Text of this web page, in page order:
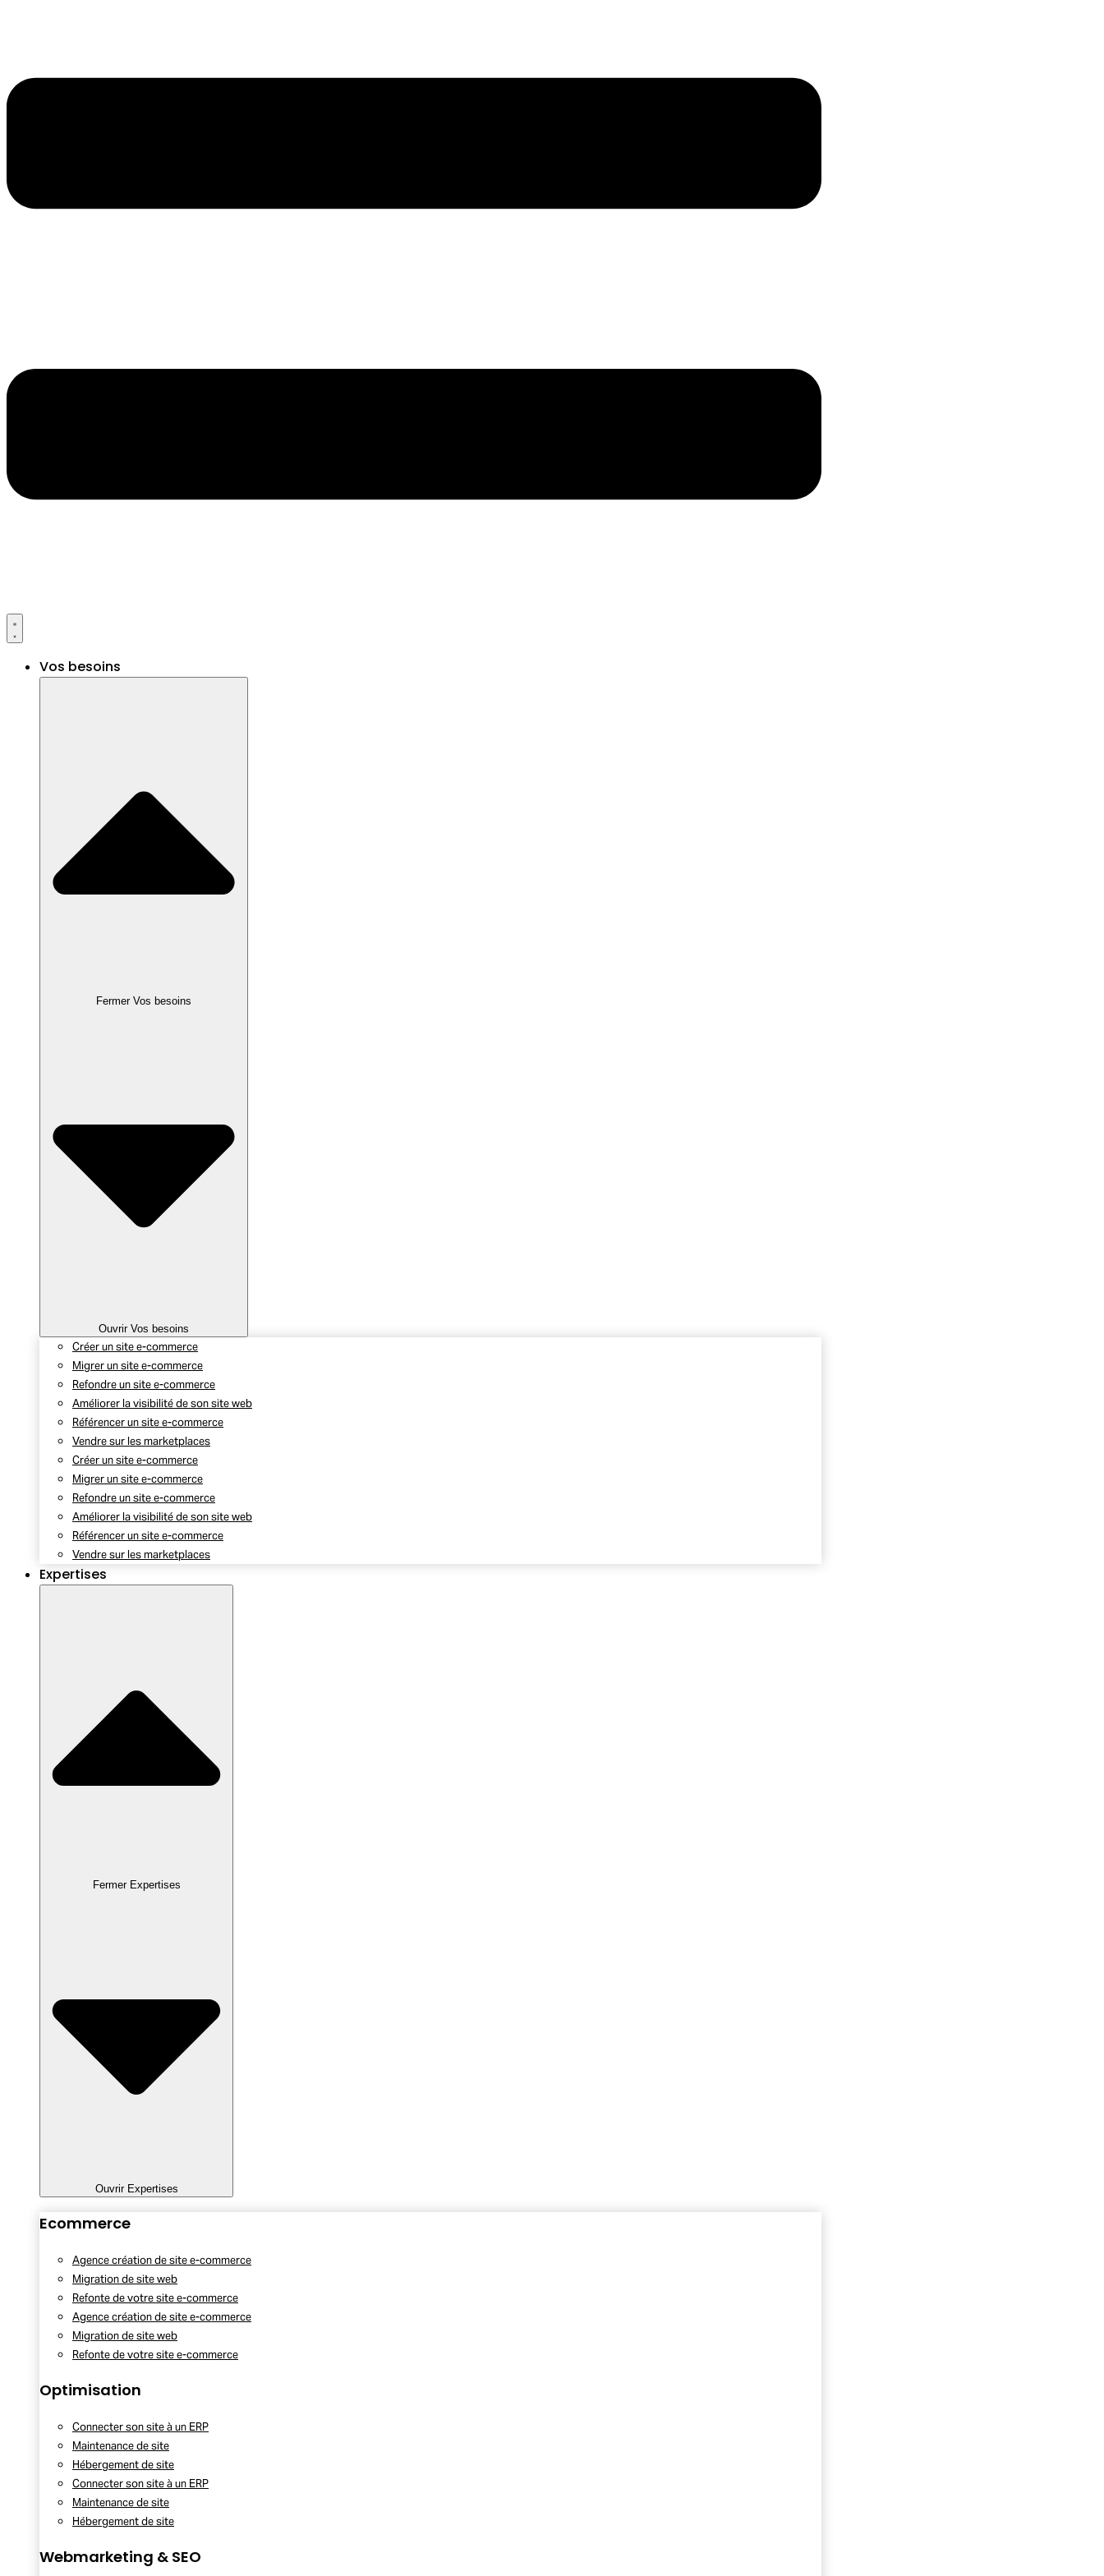
Vos besoins
Fermer Vos besoins
Ouvrir Vos besoins
Créer un site e-commerce
Migrer un site e-commerce
Refondre un site e-commerce
Améliorer la visibilité de son site web
Référencer un site e-commerce
Vendre sur les marketplaces
Créer un site e-commerce
Migrer un site e-commerce
Refondre un site e-commerce
Améliorer la visibilité de son site web
Référencer un site e-commerce
Vendre sur les marketplaces
Expertises
Fermer Expertises
Ouvrir Expertises
Ecommerce
Agence création de site e-commerce
Migration de site web
Refonte de votre site e-commerce
Agence création de site e-commerce
Migration de site web
Refonte de votre site e-commerce
Optimisation
Connecter son site à un ERP
Maintenance de site
Hébergement de site
Connecter son site à un ERP
Maintenance de site
Hébergement de site
Webmarketing & SEO